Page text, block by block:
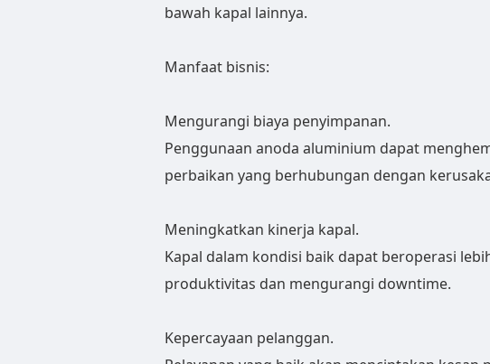
bawah kapal lainnya.
Manfaat bisnis:
Mengurangi biaya penyimpanan.
Penggunaan anoda aluminium dapat
perbaikan yang berhubungan dengan
Meningkatkan kinerja kapal.
Kapal dalam kondisi baik dapat beroperasi
produktivitas dan mengurangi downtime.
Kepercayaan pelanggan.